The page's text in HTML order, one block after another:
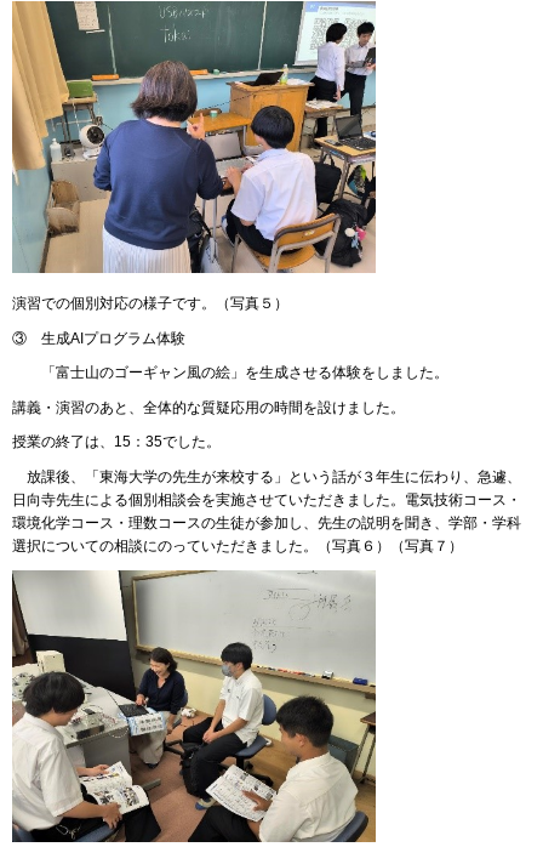
演習での個別対応の様子です。（写真５）
③ 生成AIプログラム体験
「富士山のゴーギャン風の絵」を生成させる体験をしました。
講義・演習のあと、全体的な質疑応用の時間を設けました。
授業の終了は、15：35でした。
放課後、「東海大学の先生が来校する」という話が３年生に伝わり、急遽、
日向寺先生による個別相談会を実施させていただきました。電気技術コース・
環境化学コース・理数コースの生徒が参加し、先生の説明を聞き、学部・学科
選択についての相談にのっていただきました。（写真６）（写真７）